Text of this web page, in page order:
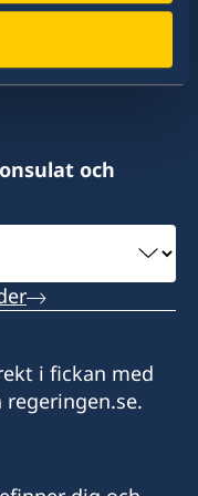
och
består
och
i fickan med
regeringen.se.